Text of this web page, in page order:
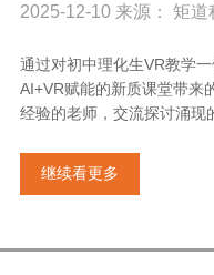
2025-12-10 来源： 矩道
通过对初中理化生VR教学
AI+VR赋能的新质课堂带来
经验的老师，交流探讨涌现
继续看更多